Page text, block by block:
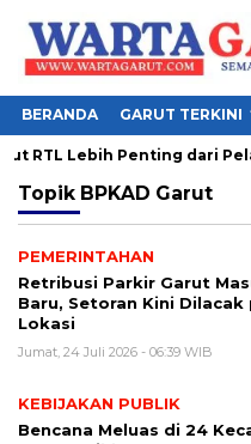
BERANDA GARUT TERKINI
RTL Lebih Penting dari
Topik BPKAD Garut
PEMERINTAHAN
Retribusi Parkir Garut
Baru, Setoran Kini Dilacak
Lokasi
Jumat, 24 Juli 2026 - 06:39 WIB
KEBIJAKAN PUBLIK
Bencana Meluas di 24